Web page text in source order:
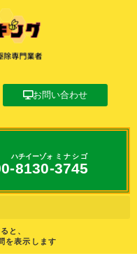
お問い合わせ
8130
ハチイーゾォ
-3745
ミナシゴ
と、
を表示します